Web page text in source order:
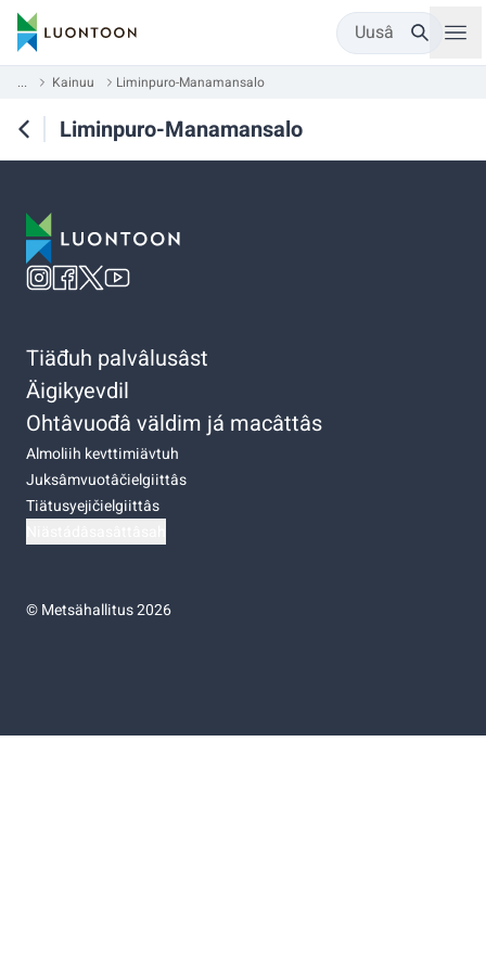
Uusâ
... Kainuu Liminpuro-Manamansalo
Liminpuro-Manamansalo
Tiäđuh palvâlusâst
Äigikyevdil
Ohtâvuođâ väldim já macâttâs
Almoliih kevttimiävtuh
Juksâmvuotâčielgiittâs
Tiätusyejičielgiittâs
©Metsähallitus 2026